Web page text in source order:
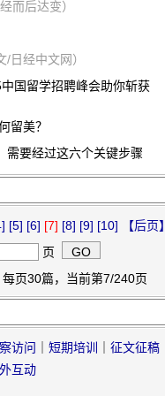
而后达变）
/日经中文网）
国留学招聘峰会助你斩获
留美？
需要经过这六个关键步骤
[5] [6] [7] [8] [9] [10] 【后页】
页
页30篇，当前第7/240页
访问 短期培训
征文征稿
互动